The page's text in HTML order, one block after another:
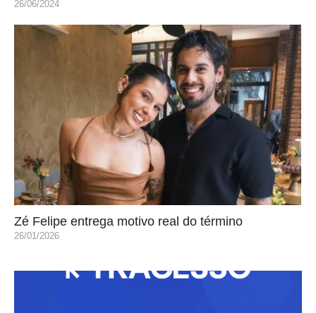
26/06/2024
Zé Felipe entrega motivo real do término
26/01/2026